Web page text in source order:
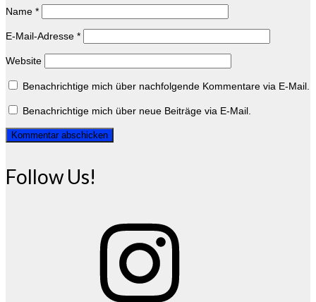
Name *
E-Mail-Adresse *
Website
Benachrichtige mich über nachfolgende Kommentare via E-Mail.
Benachrichtige mich über neue Beiträge via E-Mail.
Follow Us!